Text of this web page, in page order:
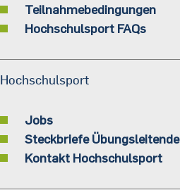
Teilnahmebedingungen
Hochschulsport FAQs
Hochschulsport
Jobs
Steckbriefe Übungsleitende
Kontakt Hochschulsport